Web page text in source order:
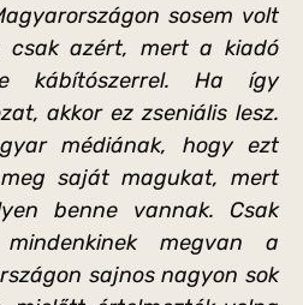
sosem volt
csak azért, mert a kiadó
kábítószerrel. Ha így
akkor ez zseniális lesz.
médiának, hogy ezt
saját magukat, mert
benne vannak. Csak
megvan a
sajnos nagyon sok